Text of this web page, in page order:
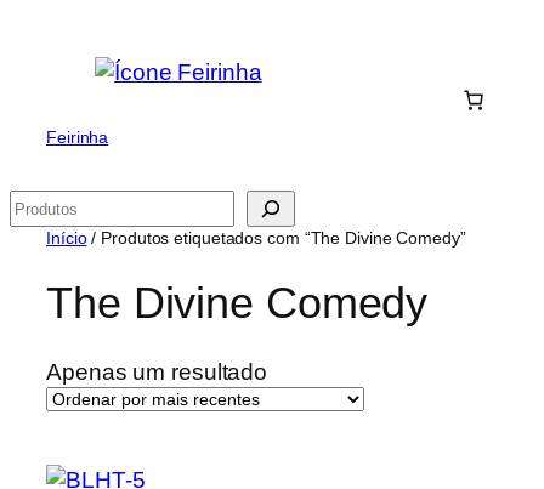
Feirinha
Pesquisar
Início/ Produtos etiquetados com “The Divine Comedy”
The Divine Comedy
Apenas um resultado